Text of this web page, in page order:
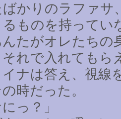
ばかりのラファサ
るものを持ってい
んたがオレたち
それで入れてもら
ナは答え、視線
時だった。
にっ？」